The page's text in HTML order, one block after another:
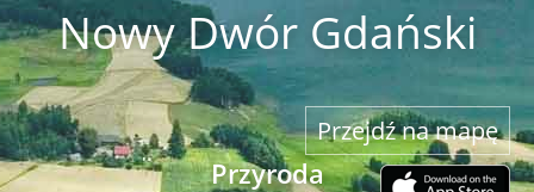
Nowy Dwór Gdański
Przyroda
Przejdź na mapę